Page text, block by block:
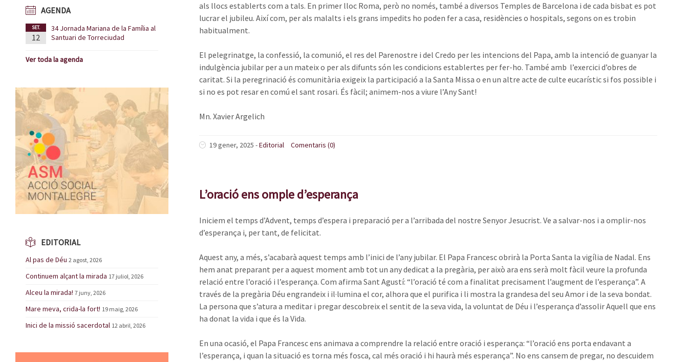
als llocs establerts com a tals. En primer lloc Roma, però no només, també a diversos Temples de Barcelona i de cada bisbat es pot
lucrar el jubileu. Així com, per als malalts i els grans impedits ho poden fer a casa, residències o hospitals, segons on es trobin
habitualment.
El pelegrinatge, la confessió, la comunió, el res del Parenostre i del Credo per les intencions del Papa, amb la intenció de guanyar la
indulgència jubilar per a un mateix o per als difunts són les condicions establertes per fer-ho. També amb l’exercici d’obres de
caritat. Si la peregrinació és comunitària exigeix ​​la participació a la Santa Missa o en un altre acte de culte eucarístic si fos possible i
si no es pot resar en comú el sant rosari. És fàcil; animem-nos a viure l’Any Sant!
Mn. Xavier Argelich
19 gener, 2025 -Editorial Comentaris (0)
L’oració ens omple d’esperança
Iniciem el temps d’Advent, temps d’espera i preparació per a l’arribada del nostre Senyor Jesucrist. Ve a salvar-nos i a omplir-nos
d’esperança i, per tant, de felicitat.
Aquest any, a més, s’acabarà aquest temps amb l’inici de l’any jubilar. El Papa Francesc obrirà la Porta Santa la vigília de Nadal. Ens
hem anat preparant per a aquest moment amb tot un any dedicat a la pregària, per això ara ens serà molt fàcil veure la profunda
relació entre l’oració i l’esperança. Com afirma Sant Agustí: “l’oració té com a finalitat precisament l’augment de l’esperança”. A
través de la pregària Déu engrandeix i il·lumina el cor, alhora que el purifica i li mostra la grandesa del seu Amor i de la seva bondat.
La persona que s’atura a meditar i pregar descobreix el sentit de la seva vida, la voluntat de Déu i l’esperança d’assolir Aquell que ens
ha donat la vida i que és la Vida.
En una ocasió, el Papa Francesc ens animava a comprendre la relació entre oració i esperança: “l’oració ens porta endavant a
l’esperança, i quan la situació es torna més fosca, cal més oració i hi haurà més esperança”. No ens cansem de pregar, no descuidem
AGENDA
SET.
12
34 Jornada Mariana de la Família al
Santuari de Torreciudad
Ver toda la agenda
EDITORIAL
Al pas de Déu 2 agost, 2026
Continuem alçant la mirada 17 juliol, 2026
Alceu la mirada! 7 juny, 2026
Mare meva, crida-la fort! 19 maig, 2026
Inici de la missió sacerdotal 12 abril, 2026